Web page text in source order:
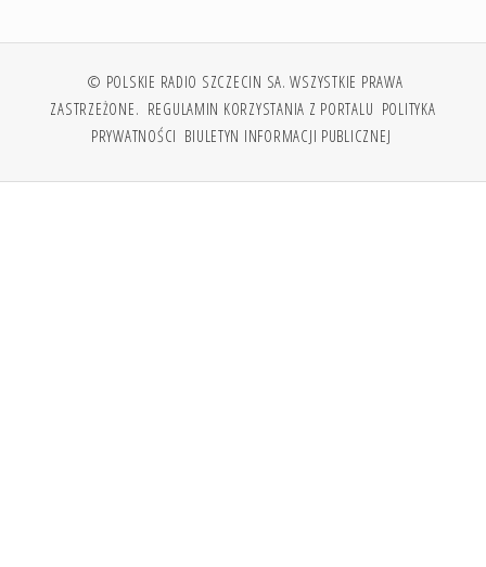
© POLSKIE RADIO SZCZECIN SA. WSZYSTKIE PRAWA
ZASTRZEŻONE. REGULAMIN KORZYSTANIA Z PORTALU POLITYKA
PRYWATNOŚCI BIULETYN INFORMACJI PUBLICZNEJ